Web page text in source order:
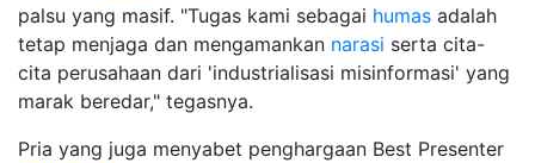
palsu yang masif. "Tugas kami sebagai humas adalah
tetap menjaga dan mengamankan narasi serta cita-
cita perusahaan dari 'industrialisasi misinformasi' yang
marak beredar," tegasnya.
Pria yang juga menyabet penghargaan Best Presenter